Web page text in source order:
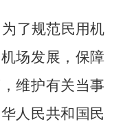
为了规范民用机
场发展，保障
维护有关当事
人民共和国民